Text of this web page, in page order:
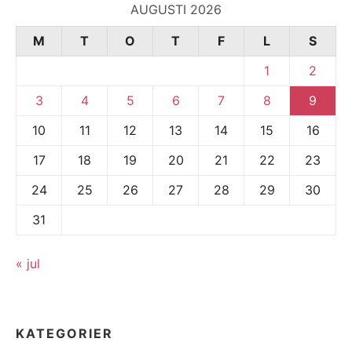
AUGUSTI 2026
M
T O T F L
S
1
2
3
4 5 6 7 8
9
10
11 12 13 14 15
16
17
18 19 20 21 22
23
24
25 26 27 28 29
30
31
« jul
KATEGORIER